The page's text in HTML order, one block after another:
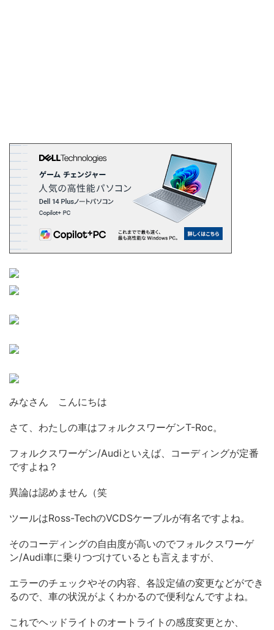
みなさん こんにちは
さて、わたしの車はフォルクスワーゲンT-Roc。
フォルクスワーゲン/Audiといえば、コーディングが定番
ですよね？
異論は認めません（笑
ツールはRoss-TechのVCDSケーブルが有名ですよね。
そのコーディングの自由度が高いのでフォルクスワーゲ
ン/Audi車に乗りつづけているとも言えますが、
エラーのチェックやその内容、各設定値の変更などができ
るので、車の状況がよくわかるので便利なんですよね。
これでヘッドライトのオートライトの感度変更とか、